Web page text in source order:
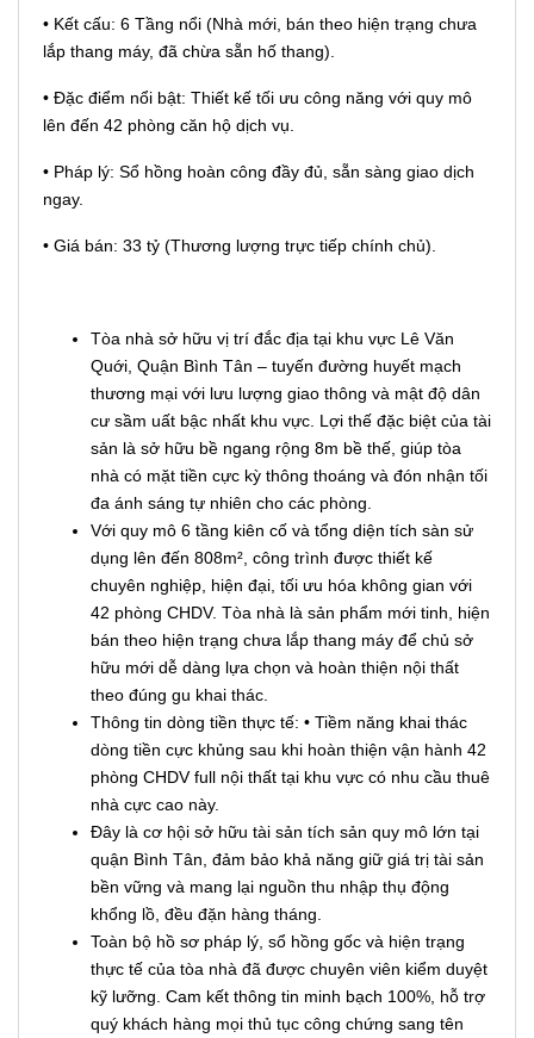
• Kết cấu: 6 Tầng nổi (Nhà mới, bán theo hiện trạng chưa
lắp thang máy, đã chừa sẵn hố thang).
• Đặc điểm nổi bật: Thiết kế tối ưu công năng với quy mô
lên đến 42 phòng căn hộ dịch vụ.
• Pháp lý: Sổ hồng hoàn công đầy đủ, sẵn sàng giao dịch
ngay.
• Giá bán: 33 tỷ (Thương lượng trực tiếp chính chủ).
Tòa nhà sở hữu vị trí đắc địa tại khu vực Lê Văn
Quới, Quận Bình Tân – tuyến đường huyết mạch
thương mại với lưu lượng giao thông và mật độ dân
cư sầm uất bậc nhất khu vực. Lợi thế đặc biệt của tài
sản là sở hữu bề ngang rộng 8m bề thế, giúp tòa
nhà có mặt tiền cực kỳ thông thoáng và đón nhận tối
đa ánh sáng tự nhiên cho các phòng.
Với quy mô 6 tầng kiên cố và tổng diện tích sàn sử
dụng lên đến 808m², công trình được thiết kế
chuyên nghiệp, hiện đại, tối ưu hóa không gian với
42 phòng CHDV. Tòa nhà là sản phẩm mới tinh, hiện
bán theo hiện trạng chưa lắp thang máy để chủ sở
hữu mới dễ dàng lựa chọn và hoàn thiện nội thất
theo đúng gu khai thác.
Thông tin dòng tiền thực tế: • Tiềm năng khai thác
dòng tiền cực khủng sau khi hoàn thiện vận hành 42
phòng CHDV full nội thất tại khu vực có nhu cầu thuê
nhà cực cao này.
Đây là cơ hội sở hữu tài sản tích sản quy mô lớn tại
quận Bình Tân, đảm bảo khả năng giữ giá trị tài sản
bền vững và mang lại nguồn thu nhập thụ động
khổng lồ, đều đặn hàng tháng.
Toàn bộ hồ sơ pháp lý, sổ hồng gốc và hiện trạng
thực tế của tòa nhà đã được chuyên viên kiểm duyệt
kỹ lưỡng. Cam kết thông tin minh bạch 100%, hỗ trợ
quý khách hàng mọi thủ tục công chứng sang tên